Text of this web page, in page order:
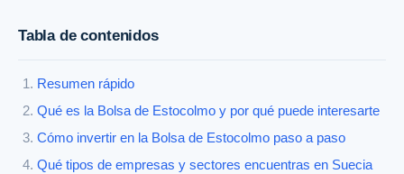
Tabla de contenidos
Resumen rápido
Qué es la Bolsa de Estocolmo y por qué puede interesarte
Cómo invertir en la Bolsa de Estocolmo paso a paso
Qué tipos de empresas y sectores encuentras en Suecia